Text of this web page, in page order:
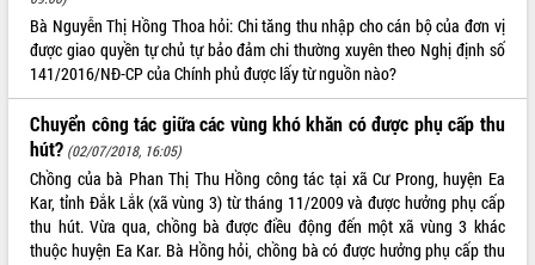
Bà Nguyễn Thị Hồng Thoa hỏi: Chi tăng thu nhập cho cán bộ của đơn vị
được giao quyền tự chủ tự bảo đảm chi thường xuyên theo Nghị định số
141/2016/NĐ-CP của Chính phủ được lấy từ nguồn nào?
Chuyển công tác giữa các vùng khó khăn có được phụ cấp thu
hút? (02/07/2018, 16:05)
Chồng của bà Phan Thị Thu Hồng công tác tại xã Cư Prong, huyện Ea
Kar, tỉnh Đắk Lắk (xã vùng 3) từ tháng 11/2009 và được hưởng phụ cấp
thu hút. Vừa qua, chồng bà được điều động đến một xã vùng 3 khác
thuộc huyện Ea Kar. Bà Hồng hỏi, chồng bà có được hưởng phụ cấp thu